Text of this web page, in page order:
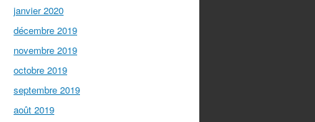
janvier 2020
décembre 2019
novembre 2019
octobre 2019
septembre 2019
août 2019